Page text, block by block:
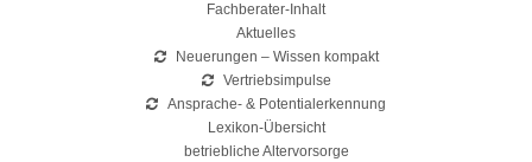
Fachberater-Inhalt
Aktuelles
Neuerungen – Wissen kompakt
Vertriebsimpulse
Ansprache- & Potentialerkennung
Lexikon-Übersicht
betriebliche Altervorsorge